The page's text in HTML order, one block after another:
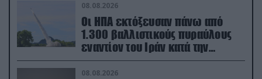
08.08.2026
Οι ΗΠΑ εκτόξευσαν πάνω από
1.300 βαλλιστικούς πυραύλους
εναντίον του Ιράν κατά την
διάρκεια του πολέμου
08.08.2026